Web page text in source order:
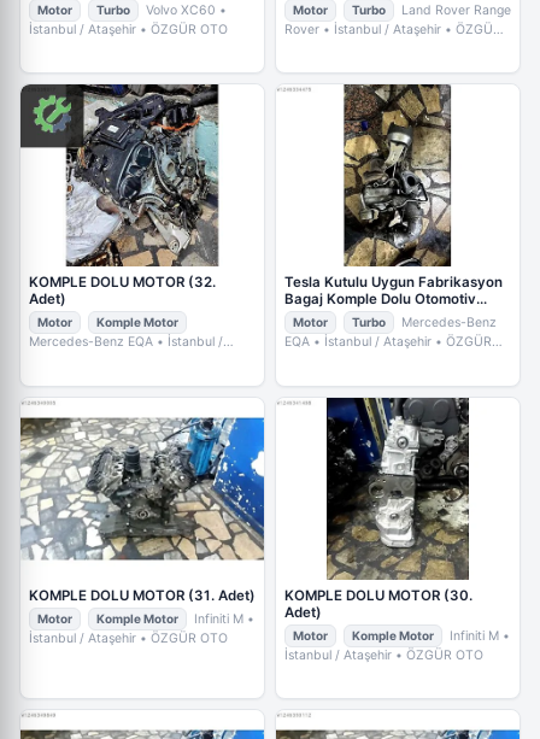
Motor Turbo Volvo XC60 •
İstanbul / Ataşehir • ÖZGÜR OTO
Motor Turbo
Land Rover Range
Rover • İstanbul / Ataşehir • ÖZGÜR
KOMPLE DOLU MOTOR (32.
Adet)
Motor Komple Motor
Mercedes-Benz EQA • İstanbul /
Tesla Kutulu Uygun Fabrikasyon
Bagaj Komple Dolu Otomotiv
Ekipmanları
Motor Turbo
Mercedes-Benz
EQA • İstanbul / Ataşehir • ÖZGÜR
KOMPLE DOLU MOTOR (31. Adet)
Motor Komple Motor Infiniti M •
İstanbul / Ataşehir • ÖZGÜR OTO
KOMPLE DOLU MOTOR (30.
Adet)
Motor Komple Motor Infiniti M •
İstanbul / Ataşehir • ÖZGÜR OTO